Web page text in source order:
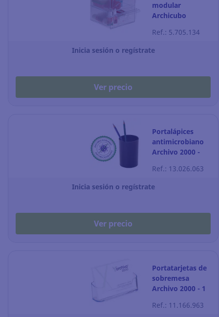
modular
Archicubo
cajones -
Ref.: 5.705.134
Inicia sesión o regístrate
Ver precio
Portalápices
antimicrobiano
Archivo 2000 -
Ref.: 13.026.063
Inicia sesión o regístrate
Ver precio
Portatarjetas de
sobremesa
Archivo 2000 - 1
transparente
Ref.: 11.166.963